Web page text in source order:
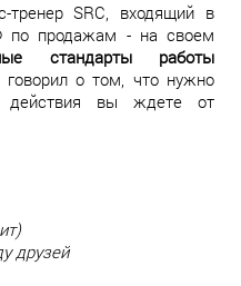
SRC, входящий в
по продажам - на своем
стандарты работы
говорил о том, что нужно
действия вы ждете от
друзей